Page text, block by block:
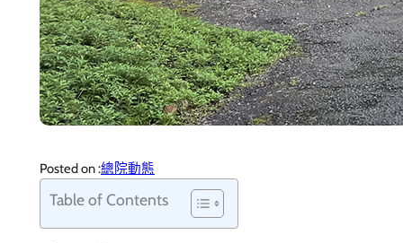
Posted on :總院動態
Table of Contents